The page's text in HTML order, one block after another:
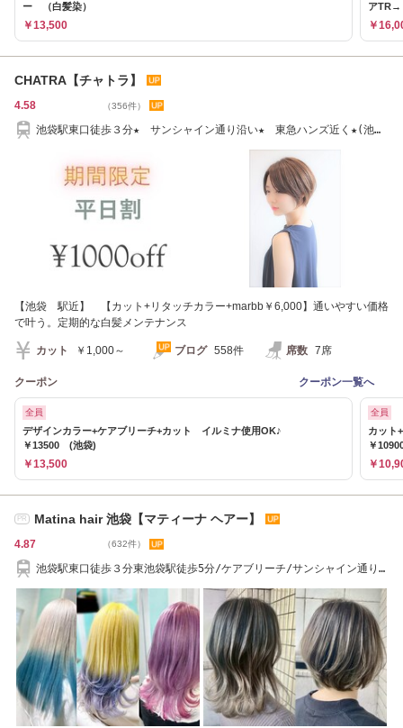
ー （白髪染）
￥13,500
アTR→
￥
CHATRA【チャトラ】
4.58 （356件）
池袋駅東口徒歩３分★ サンシャイン通り沿い★ 東急ハンズ近く★(池
【池袋 駅近】 【カット+リタッチカラー+marbb￥6,000】通いやすい価格
で叶う。定期的な白髪メンテナンス
カット ￥1,000～ ブログ 558件 席数 7席
クーポン クーポン一覧へ
全員
デザインカラー+ケアブリーチ+カット イルミナ使用OK♪
￥13500 (池袋)
￥13,500
全員
カット
￥
￥
PR Matina hair 池袋【マティーナ ヘアー】
4.87 （632件）
池袋駅東口徒歩３分東池袋駅徒歩5分/ケアブリーチ/サンシャイン通り